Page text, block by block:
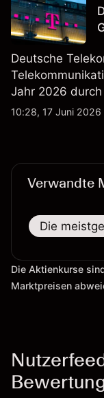
zukünftige
Deutsche
Jahr 2026
Aktienrückkäufe
10:28, 17 Juni 2026
Verwandte
Die
Die Aktienkurse
Marktpreisen